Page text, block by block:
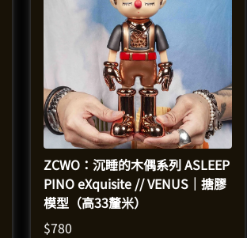
ZCWO：沉睡的木偶系列 ASLEEP
PINO eXquisite // VENUS｜搪膠
模型（高33釐米）
$780